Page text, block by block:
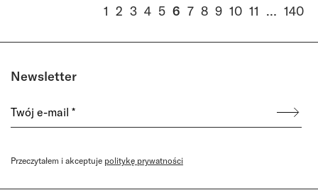
1 2 3 4 5 6 7 8 9 10 11 … 140
Newsletter
Przeczytałem i akceptuje politykę prywatności